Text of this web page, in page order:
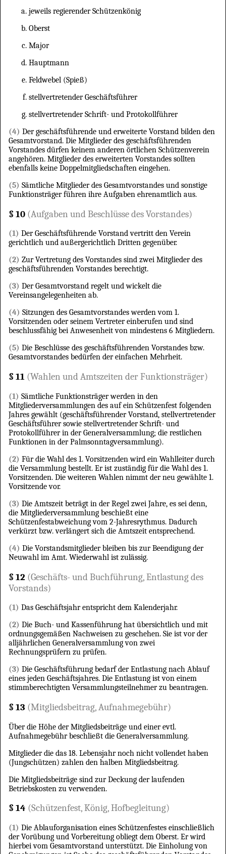
jeweils regierender Schützenkönig
Oberst
Major
Hauptmann
Feldwebel (Spieß)
stellvertretender Geschäftsführer
stellvertretender Schrift- und Protokollführer
(4) Der geschäftsführende und erweiterte Vorstand bilden den
Gesamtvorstand. Die Mitglieder des geschäftsführenden
Vorstandes dürfen keinem anderen örtlichen Schützenverein
angehören. Mitglieder des erweiterten Vorstandes sollten
ebenfalls keine Doppelmitgliedschaften eingehen.
(5) Sämtliche Mitglieder des Gesamtvorstandes und sonstige
Funktionsträger führen ihre Aufgaben ehrenamtlich aus.
§ 10 (Aufgaben und Beschlüsse des Vorstandes)
(1) Der Geschäftsführende Vorstand vertritt den Verein
gerichtlich und außergerichtlich Dritten gegenüber.
(2) Zur Vertretung des Vorstandes sind zwei Mitglieder des
geschäftsführenden Vorstandes berechtigt.
(3) Der Gesamtvorstand regelt und wickelt die
Vereinsangelegenheiten ab.
(4) Sitzungen des Gesamtvorstandes werden vom 1.
Vorsitzenden oder seinem Vertreter einberufen und sind
beschlussfähig bei Anwesenheit von mindestens 6 Mitgliedern.
(5) Die Beschlüsse des geschäftsführenden Vorstandes bzw.
Gesamtvorstandes bedürfen der einfachen Mehrheit.
§ 11 (Wahlen und Amtszeiten der Funktionsträger)
(1) Sämtliche Funktionsträger werden in den
Mitgliederversammlungen des auf ein Schützenfest folgenden
Jahres gewählt (geschäftsführender Vorstand, stellvertretender
Geschäftsführer sowie stellvertretender Schrift- und
Protokollführer in der Generalversammlung; die restlichen
Funktionen in der Palmsonntagversammlung).
(2) Für die Wahl des 1. Vorsitzenden wird ein Wahlleiter durch
die Versammlung bestellt. Er ist zuständig für die Wahl des 1.
Vorsitzenden. Die weiteren Wahlen nimmt der neu gewählte 1.
Vorsitzende vor.
(3) Die Amtszeit beträgt in der Regel zwei Jahre, es sei denn,
die Mitgliederversammlung beschießt eine
Schützenfestabweichung vom 2-Jahresrythmus. Dadurch
verkürzt bzw. verlängert sich die Amtszeit entsprechend.
(4) Die Vorstandsmitglieder bleiben bis zur Beendigung der
Neuwahl im Amt. Wiederwahl ist zulässig.
§ 12 (Geschäfts- und Buchführung, Entlastung des
Vorstands)
(1) Das Geschäftsjahr entspricht dem Kalenderjahr.
(2) Die Buch- und Kassenführung hat übersichtlich und mit
ordnungsgemäßen Nachweisen zu geschehen. Sie ist vor der
alljährlichen Generalversammlung von zwei
Rechnungsprüfern zu prüfen.
(3) Die Geschäftsführung bedarf der Entlastung nach Ablauf
eines jeden Geschäftsjahres. Die Entlastung ist von einem
stimmberechtigten Versammlungsteilnehmer zu beantragen.
§ 13 (Mitgliedsbeitrag, Aufnahmegebühr)
Über die Höhe der Mitgliedsbeiträge und einer evtl.
Aufnahmegebühr beschließt die Generalversammlung.
Mitglieder die das 18. Lebensjahr noch nicht vollendet haben
(Jungschützen) zahlen den halben Mitgliedsbeitrag.
Die Mitgliedsbeiträge sind zur Deckung der laufenden
Betriebskosten zu verwenden.
§ 14 (Schützenfest, König, Hofbegleitung)
(1) Die Ablauforganisation eines Schützenfestes einschließlich
der Vorübung und Vorbereitung obliegt dem Oberst. Er wird
hierbei vom Gesamtvorstand unterstützt. Die Einholung von